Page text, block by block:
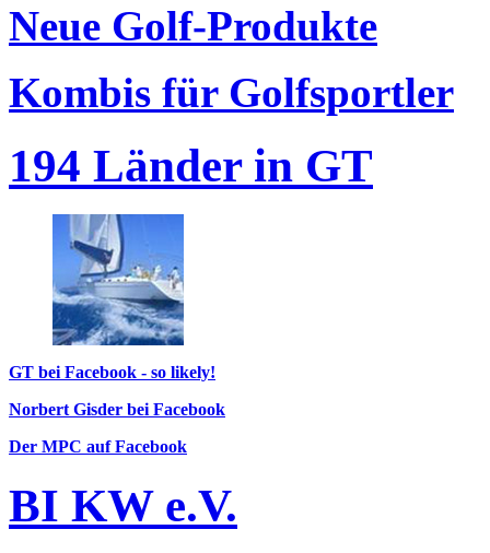
Neue Golf-Produkte
Kombis für Golfsportler
194 Länder in GT
GT bei Facebook - so likely!
Norbert Gisder bei Facebook
Der MPC auf Facebook
BI KW e.V.